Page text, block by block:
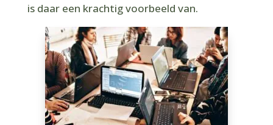
is daar een krachtig voorbeeld van.